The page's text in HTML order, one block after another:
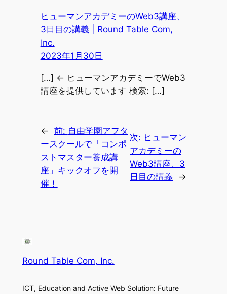
ヒューマンアカデミーのWeb3講座、
3日目の講義 | Round Table Com,
Inc.
2023年1月30日
[…] ← ヒューマンアカデミーでWeb3
講座を提供しています 検索: […]
← 前: 自由学園アフタ
ースクールで「コンポ
ストマスター養成講
座」キックオフを開
催！
次: ヒューマン
アカデミーの
Web3講座、3
日目の講義
→
Round Table Com, Inc.
ICT, Education and Active Web Solution: Future